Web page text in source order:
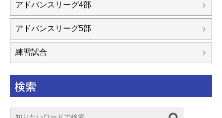
アドバンスリーグ4部
アドバンスリーグ5部
練習試合
検索